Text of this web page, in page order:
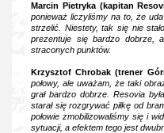
Marcin Pietryka (kapitan
ponieważ liczyliśmy na to, że
strzelić. Niestety, tak się nie
prezentuje się bardzo dobrze,
straconych punktów.
Krzysztof Chrobak (trener
połowy, ale uważam, że taki
grał bardzo dobrze. Resovia
starał się rozgrywać piłkę od
połowie zmobilizowaliśmy się i
sytuacji, a efektem tego jest